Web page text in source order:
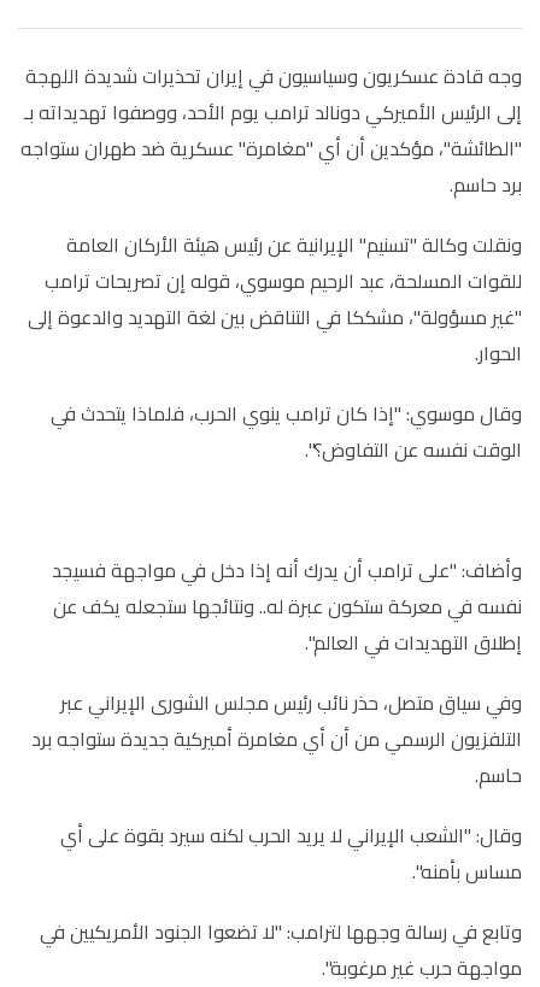
وجه قادة عسكريون وسياسيون في إيران تحذيرات شديدة اللهجة
إلى الرئيس الأميركي دونالد ترامب يوم الأحد، ووصفوا تهديداته بـ
"الطائشة"، مؤكدين أن أي "مغامرة" عسكرية ضد طهران ستواجه
برد حاسم.
ونقلت وكالة "تسنيم" الإيرانية عن رئيس هيئة الأركان العامة
للقوات المسلحة، عبد الرحيم موسوي، قوله إن تصريحات ترامب
"غير مسؤولة"، مشككا في التناقض بين لغة التهديد والدعوة إلى
الحوار.
وقال موسوي: "إذا كان ترامب ينوي الحرب، فلماذا يتحدث في
الوقت نفسه عن التفاوض؟".
وأضاف: "على ترامب أن يدرك أنه إذا دخل في مواجهة فسيجد
نفسه في معركة ستكون عبرة له.. ونتائجها ستجعله يكف عن
إطلاق التهديدات في العالم".
وفي سياق متصل، حذر نائب رئيس مجلس الشورى الإيراني عبر
التلفزيون الرسمي من أن أي مغامرة أميركية جديدة ستواجه برد
حاسم.
وقال: "الشعب الإيراني لا يريد الحرب لكنه سيرد بقوة على أي
مساس بأمنه".
وتابع في رسالة وجهها لترامب: "لا تضعوا الجنود الأمريكيين في
مواجهة حرب غير مرغوبة".